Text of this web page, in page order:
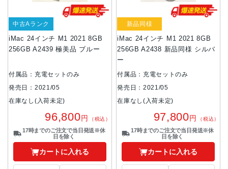
iMac 24インチ M1 2021 8GB
256GB A2439 極美品 ブルー
中古Aランク
付属品：充電セットのみ
発売日：2021/05
在庫なし(入荷未定)
96,800円 （税込）
17時までのご注文で当日発送※休
日を除く
カートに入れる
iMac 24インチ M1 2021 8GB
256GB A2438 新品同様 シルバ
ー
新品同様
付属品：充電セットのみ
発売日：2021/05
在庫なし(入荷未定)
97,800円 （税込）
17時までのご注文で当日発送※休
日を除く
カートに入れる